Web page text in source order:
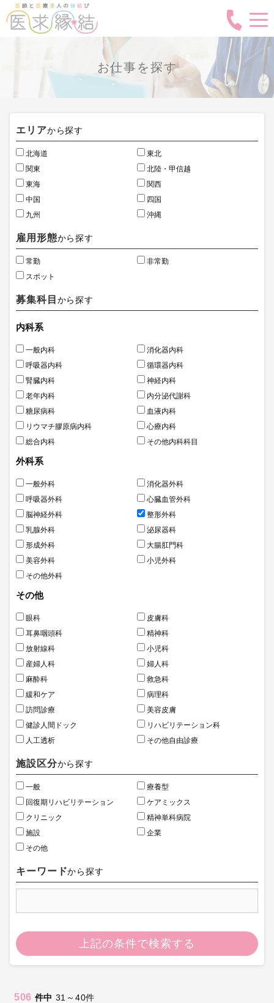
お仕事を探す
エリアから探す
北海道
東北
関東
北陸・甲信越
東海
関西
中国
四国
九州
沖縄
雇用形態から探す
常勤
非常勤
スポット
募集科目 から探す
内科系
一般内科
消化器内科
呼吸器内科
循環器内科
腎臓内科
神経内科
老年内科
内分泌代謝科
糖尿病科
血液内科
リウマチ膠原病内科
心療内科
総合内科
その他内科科目
外科系
一般外科
消化器外科
呼吸器外科
心臓血管外科
脳神経外科
整形外科
乳腺外科
泌尿器科
形成外科
大腸肛門科
美容外科
小児外科
その他外科
その他
眼科
皮膚科
耳鼻咽頭科
精神科
放射線科
小児科
産婦人科
婦人科
麻酔科
救急科
緩和ケア
病理科
訪問診療
美容皮膚
健診人間ドック
リハビリテーション科
人工透析
その他自由診療
施設区分から探す
一般
療養型
回復期リハビリテーション
ケアミックス
クリニック
精神単科病院
施設
企業
その他
キーワードから探す
上記の条件で検索する
506 件中 31～40件